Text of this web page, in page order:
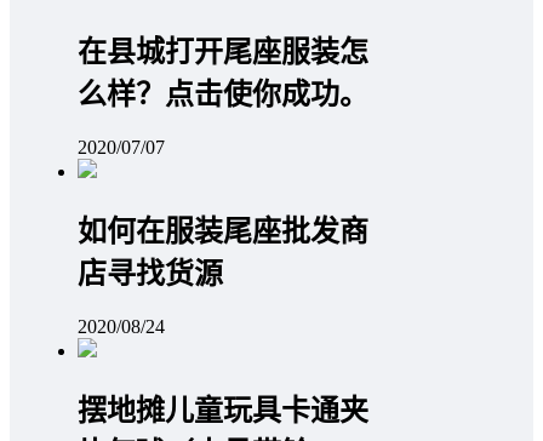
在县城打开尾座服装怎
么样？点击使你成功。
2020/07/07
如何在服装尾座批发商
店寻找货源
2020/08/24
摆地摊儿童玩具卡通夹